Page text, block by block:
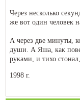
Через несколько
же вот один человек
А через две минуты,
души. А Яша, как
руками, и тихо
1998 г.